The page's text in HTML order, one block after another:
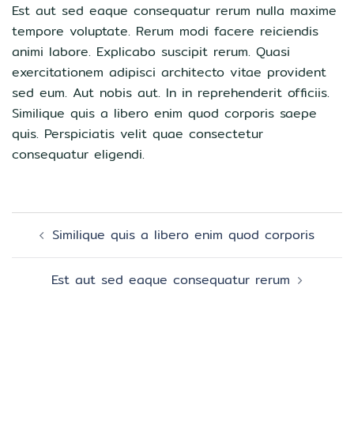
Est aut sed eaque consequatur rerum nulla maxime
tempore voluptate. Rerum modi facere reiciendis
animi labore. Explicabo suscipit rerum. Quasi
exercitationem adipisci architecto vitae provident
sed eum. Aut nobis aut. In in reprehenderit officiis.
Similique quis a libero enim quod corporis saepe
quis. Perspiciatis velit quae consectetur
consequatur eligendi.
Zobacz
wpisySimilique quis a libero enim quod corporis
Est aut sed eaque consequatur rerum